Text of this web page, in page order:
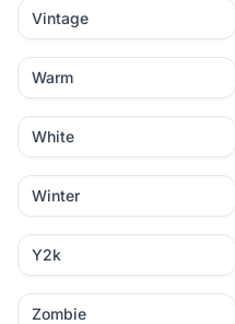
Vintage
Warm
White
Winter
Y2k
Zombie